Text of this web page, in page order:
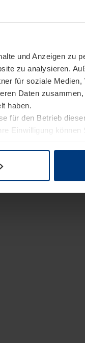
und Anzeigen zu
zu analysieren.
für soziale Medien,
Daten
haben.
für den Betrieb
Einwilligung
oder widerrufen.